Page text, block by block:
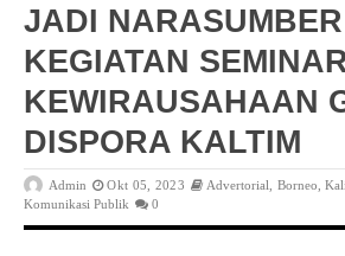
JADI
KEGIATAN
KEWIRAUSAHAAN
DISPORA KALTIM
Admin Okt 05, 2023 Advertorial Borneo ,
Komunikasi Publik
0